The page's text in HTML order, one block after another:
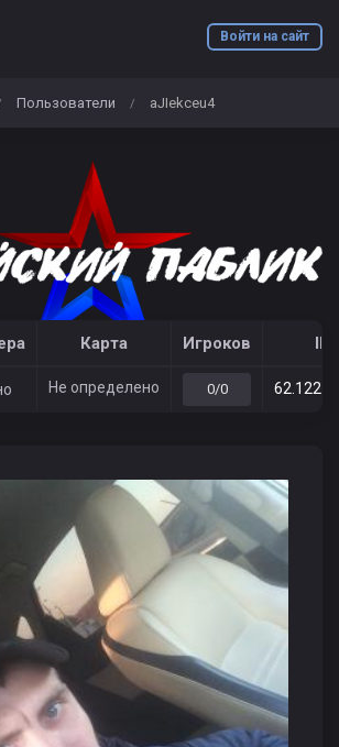
Войти на сайт
Пользователи / aJIekceu4
Карта Игроков
Не определено 0/0